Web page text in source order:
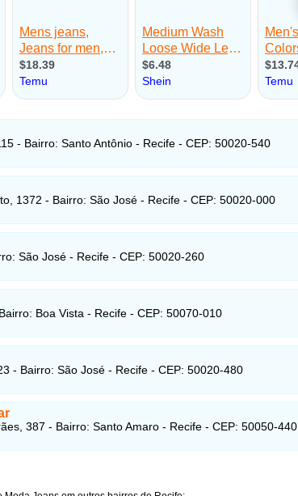
- Bairro: Santo Antônio - Recife - CEP: 50020-540
1372 - Bairro: São José - Recife - CEP: 50020-000
São José - Recife - CEP: 50020-260
Boa Vista - Recife - CEP: 50070-010
- Bairro: São José - Recife - CEP: 50020-480
387 - Bairro: Santo Amaro - Recife - CEP: 50050-440